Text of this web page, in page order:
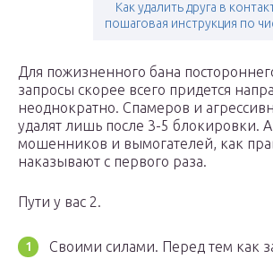
Как удалить друга в
пошаговая инструкция по
Для пожизненного бана
запросы скорее всего придется
неоднократно. Спамеров и
удалят лишь после 3-5 блокировки.
мошенников и вымогателей, как
наказывают с первого раза.
Пути у вас 2.
Своими силами. Перед тем как